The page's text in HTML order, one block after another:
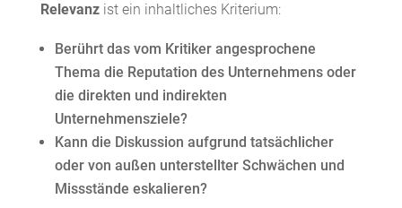
Relevanzist ein inhaltliches Kriterium:
Berührt das vom Kritiker angesprochene
Thema die Reputation des Unternehmens oder
die direkten und indirekten
Unternehmensziele?
Kann die Diskussion aufgrund tatsächlicher
oder von außen unterstellter Schwächen und
Missstände eskalieren?